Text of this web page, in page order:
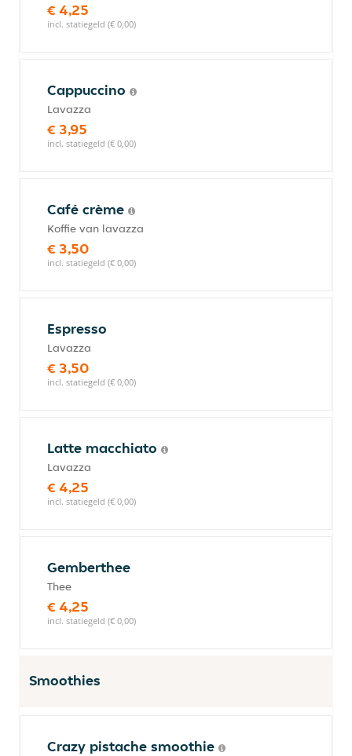
€ 4,25
incl. statiegeld (€ 0,00)
Cappuccino
Lavazza
€ 3,95
incl. statiegeld (€ 0,00)
Café crème
Koffie van lavazza
€ 3,50
incl. statiegeld (€ 0,00)
Espresso
Lavazza
€ 3,50
incl. statiegeld (€ 0,00)
Latte macchiato
Lavazza
€ 4,25
incl. statiegeld (€ 0,00)
Gemberthee
Thee
€ 4,25
incl. statiegeld (€ 0,00)
Smoothies
Crazy pistache smoothie